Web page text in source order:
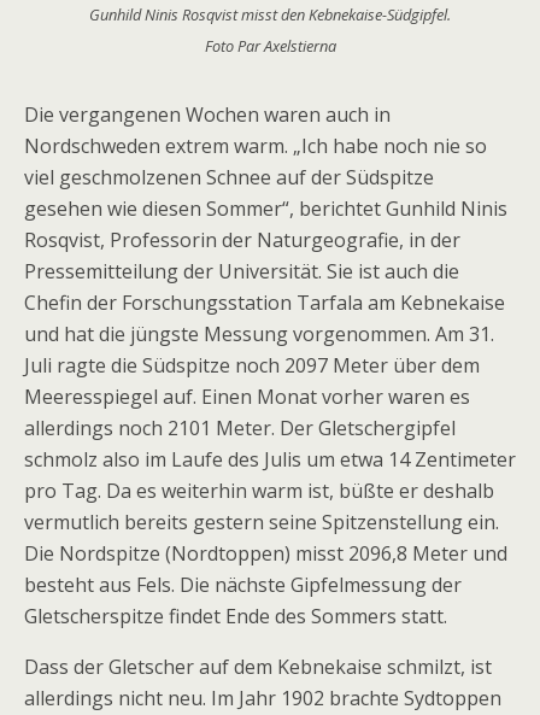
Gunhild Ninis Rosqvist misst den Kebnekaise-Südgipfel.
Foto Par Axelstierna
Die vergangenen Wochen waren auch in
Nordschweden extrem warm. „Ich habe noch nie so
viel geschmolzenen Schnee auf der Südspitze
gesehen wie diesen Sommer“, berichtet Gunhild Ninis
Rosqvist, Professorin der Naturgeografie, in der
Pressemitteilung der Universität. Sie ist auch die
Chefin der Forschungsstation Tarfala am Kebnekaise
und hat die jüngste Messung vorgenommen. Am 31.
Juli ragte die Südspitze noch 2097 Meter über dem
Meeresspiegel auf. Einen Monat vorher waren es
allerdings noch 2101 Meter. Der Gletschergipfel
schmolz also im Laufe des Julis um etwa 14 Zentimeter
pro Tag. Da es weiterhin warm ist, büßte er deshalb
vermutlich bereits gestern seine Spitzenstellung ein.
Die Nordspitze (Nordtoppen) misst 2096,8 Meter und
besteht aus Fels. Die nächste Gipfelmessung der
Gletscherspitze findet Ende des Sommers statt.
Dass der Gletscher auf dem Kebnekaise schmilzt, ist
allerdings nicht neu. Im Jahr 1902 brachte Sydtoppen